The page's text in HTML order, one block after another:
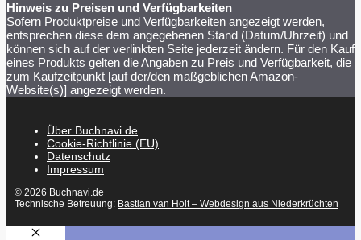
Hinweis zu Preisen und Verfügbarkeiten
Sofern Produktpreise und Verfügbarkeiten angezeigt werden,
entsprechen diese dem angegebenen Stand (Datum/Uhrzeit) und
können sich auf der verlinkten Seite jederzeit ändern. Für den Kauf
eines Produkts gelten die Angaben zu Preis und Verfügbarkeit, die
zum Kaufzeitpunkt [auf der/den maßgeblichen Amazon-
Website(s)] angezeigt werden.
Über Buchnavi.de
Cookie-Richtlinie (EU)
Datenschutz
Impressum
© 2026 Buchnavi.de
Technische Betreuung: Bastian van Holt – Webdesign aus Niederkrüchten